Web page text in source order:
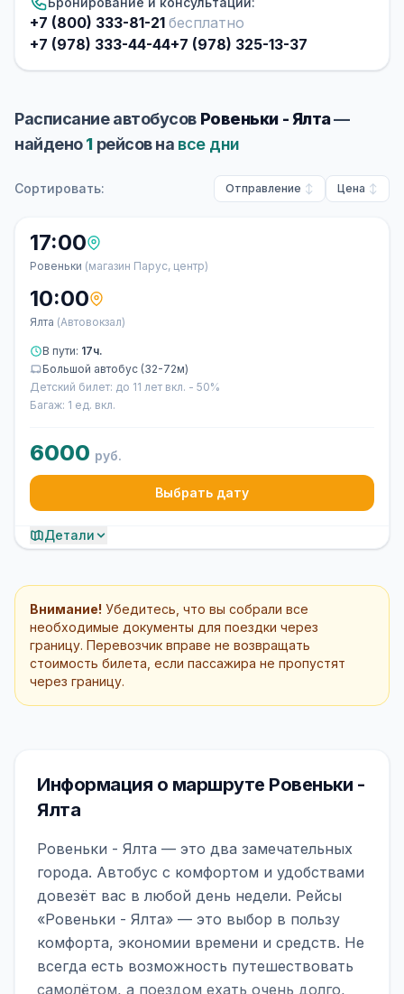
+7 (800) 333-81-21 бесплатно
+7 (978) 333-44-44+7 (978) 325-13-37
Расписание автобусов Ровеньки - Ялта—
найдено1рейсов на все дни
Сортировать: Отправление Цена
17:00
Ровеньки (магазин Парус, центр)
10:00
Ялта (Автовокзал)
В пути: 17ч.
Большой автобус (32-72м)
Детский билет: до 11 лет вкл. - 50%
Багаж: 1 ед. вкл.
6000 руб.
Выбрать дату
Детали
Внимание! Убедитесь, что вы собрали все
необходимые документы для поездки через
границу. Перевозчик вправе не возвращать
стоимость билета, если пассажира не пропустят
через границу.
Информация о маршруте Ровеньки -
Ялта
Ровеньки - Ялта — это два замечательных
города. Автобус с комфортом и удобствами
довезёт вас в любой день недели. Рейсы
«Ровеньки - Ялта» — это выбор в пользу
комфорта, экономии времени и средств. Не
всегда есть возможность путешествовать
самолётом, а поездом ехать очень долго,